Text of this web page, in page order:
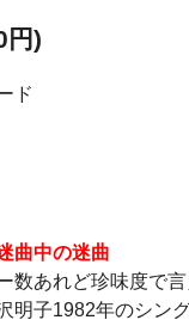
円)
ド
曲中の迷曲
数あれど珍味度で
明子1982年のシン